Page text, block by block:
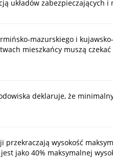
układów zabezpieczających i
mazurskiego i
mieszkańcy muszą czekać
deklaruje, że
przekraczają wysokość
jako 40% maksymalnej